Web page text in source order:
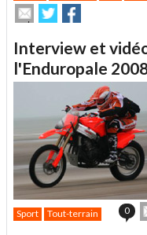
Envoyer
cet
un
ami
Partager
sur
sur
Interview et
l'Enduropale
Sport Tout-terrain 0